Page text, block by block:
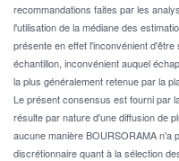
recommandations faites par les
l'utilisation de la médiane des
présente en effet l'inconvénient
échantillon, inconvénient auquel
la plus généralement retenue par la
Le présent consensus est fourni par
résulte par nature d'une diffusion de
aucune manière BOURSORAMA n'a
discrétionnaire quant à la sélection